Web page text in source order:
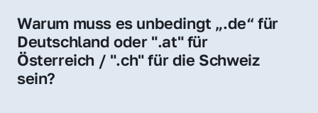
schnellen Prozess.
Warum muss es unbedingt „.de“ für
Deutschland oder ".at" für
Österreich / ".ch" für die Schweiz
sein?